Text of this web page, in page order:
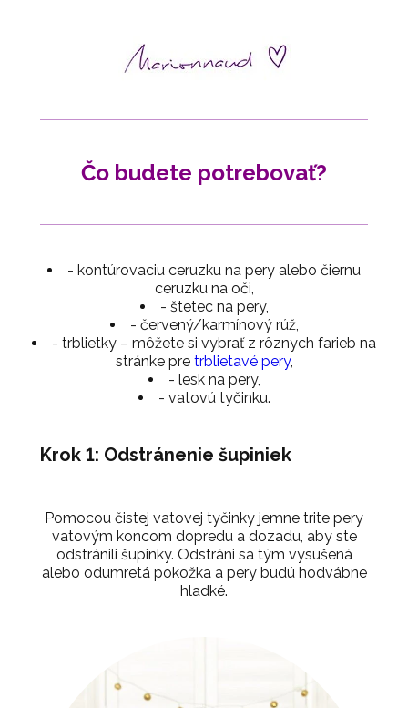
Čo budete potrebovať?
- kontúrovaciu ceruzku na pery alebo čiernu
ceruzku na oči,
- štetec na pery,
- červený/karmínový rúž,
- trblietky – môžete si vybrať z rôznych farieb na
stránke pre trblietavé pery,
- lesk na pery,
- vatovú tyčinku.
Krok 1: Odstránenie šupiniek
Pomocou čistej vatovej tyčinky jemne trite pery
vatovým koncom dopredu a dozadu, aby ste
odstránili šupinky. Odstráni sa tým vysušená
alebo odumretá pokožka a pery budú hodvábne
hladké.